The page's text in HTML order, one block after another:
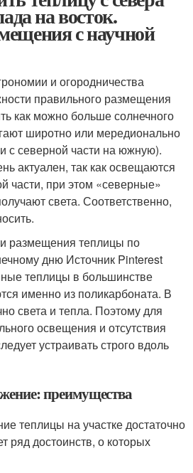
на восток.
с научной
и огородничества
правильного размещения
как можно больше солнечного
широтно или мередионально
с северной части на южную).
актуален, так как освещаются
части, при этом «северные»
света. Соответственно,
размещения теплицы по
дню Источник Pinterest
теплицы в большинстве
именно из поликарбоната. В
света и тепла. Поэтому для
освещения и отсутствия
устраивать строго вдоль
преимущества
теплицы на участке достаточно
ряд достоинств, о которых